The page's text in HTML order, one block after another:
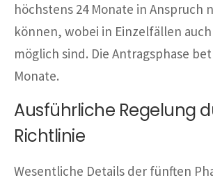
höchstens 24 Monate in Anspruch
können, wobei in Einzelfällen
möglich sind. Die Antragsphase
Monate.
Ausführliche Regelung
Richtlinie
Wesentliche Details der fünften